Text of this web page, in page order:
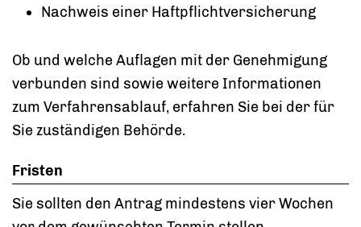
Nachweis einer Haftpflichtversicherung
Ob und welche Auflagen mit der Genehmigung
verbunden sind sowie weitere Informationen
zum Verfahrensablauf, erfahren Sie bei derfür
Sie zuständigen Behörde.
Fristen
Sie sollten den Antrag mindestens vier Wochen